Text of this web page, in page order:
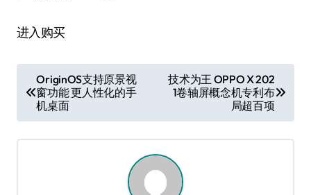
进入购买
章
导
航
OriginOS支持原景视
窗功能 更人性化的手
机桌面
技术为王 OPPO X 202
1卷轴屏概念机专利布
局超百项